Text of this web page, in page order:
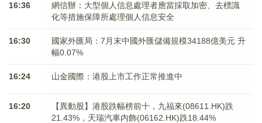
16:36
網信辦：大型個人信息處理者應當採取加密、去標識
化等措施保障所處理個人信息安全
16:30
國家外匯局：7月末中國外匯儲備規模34188億美元 升
幅0.07%
16:24 山金國際：港股上市工作正常推進中
16:20
【異動股】港股跌幅榜前十，九福來(08611.HK)跌
21.43%，天瑞汽車内飾(06162.HK)跌18.44%